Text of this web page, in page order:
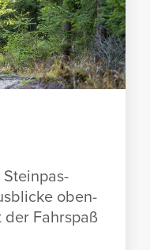
Stein­pas­
oben­
Fahr­spaß